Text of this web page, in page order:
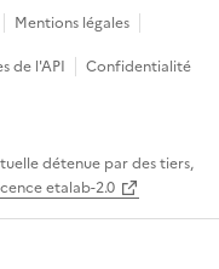
Mentions légales
de l'API
Confidentialité
détenue par des tiers,
etalab-2.0